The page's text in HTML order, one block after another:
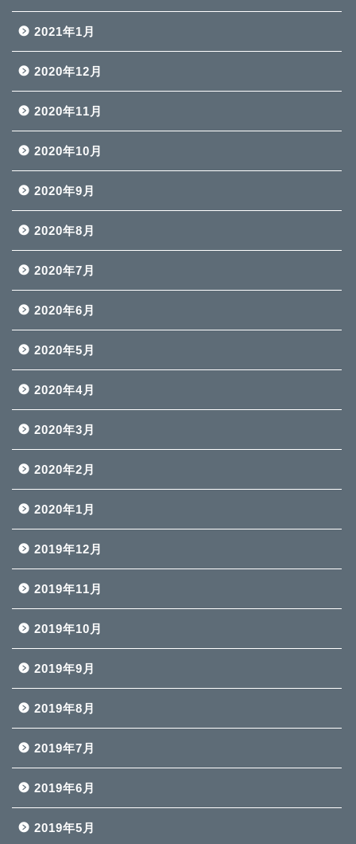
2021年1月
2020年12月
2020年11月
2020年10月
2020年9月
2020年8月
2020年7月
2020年6月
2020年5月
2020年4月
2020年3月
2020年2月
2020年1月
2019年12月
2019年11月
2019年10月
2019年9月
2019年8月
2019年7月
2019年6月
2019年5月